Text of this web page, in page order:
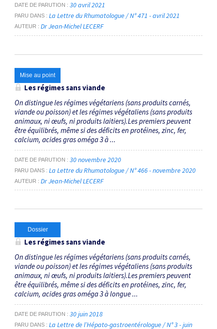
RECHERCHER
DATE DE PARUTION 30 avril 2021
PARU DANS La Lettre du Rhumatologue / N° 471 - avril 2021
AUTEUR Dr Jean-Michel LECERF
Mise au point
Les régimes sans viande
On distingue les régimes végétariens (sans produits carnés,
viande ou poisson) et les régimes végétaliens (sans produits
animaux, ni œufs, ni produits laitiers).Les premiers peuvent
être équilibrés, même si des déficits en protéines, zinc, fer,
calcium, acides gras oméga 3 à ...
DATE DE PARUTION 30 novembre 2020
PARU DANS La Lettre du Rhumatologue / N° 466 - novembre 2020
AUTEUR Dr Jean-Michel LECERF
Dossier
Les régimes sans viande
On distingue les régimes végétariens (sans produits carnés,
viande ou poisson) et les régimes végétaliens (sans produits
animaux, ni œufs, ni produits laitiers).Les premiers peuvent
être équilibrés, même si des déficits en protéines, zinc, fer,
calcium, acides gras oméga 3 à longue ...
DATE DE PARUTION 30 juin 2018
PARU DANS La Lettre de l’Hépato-gastroentérologue / N° 3 - juin